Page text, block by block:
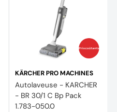
Prix coûtants
KÄRCHER PRO MACHINES
Autolaveuse - KARCHER
- BR 30/1 C Bp Pack
1.783-050.0